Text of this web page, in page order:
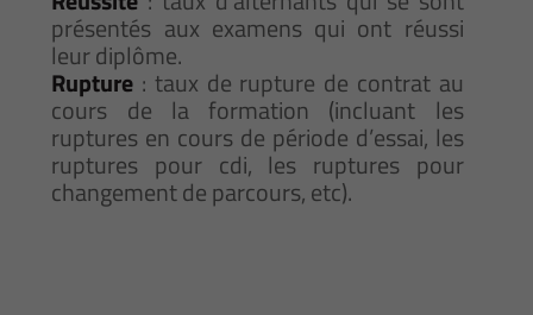
présentés aux examens qui ont réussi
leur diplôme.
Rupture : taux de rupture de contrat au
cours de la formation (incluant les
ruptures en cours de période d’essai, les
ruptures pour cdi, les ruptures pour
changement de parcours, etc).